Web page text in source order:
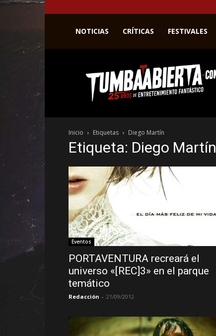
NOTICIAS CRÍTICAS FESTIVALES
web
del
entretenimiento
el
género
fantástico.
Inicio Etiquetas Diego Martín
Etiqueta: Diego Martín
Eventos
PORTAVENTURA recreará el
universo «[REC]3» en el parque
temático
Redacción - 21/09/2012